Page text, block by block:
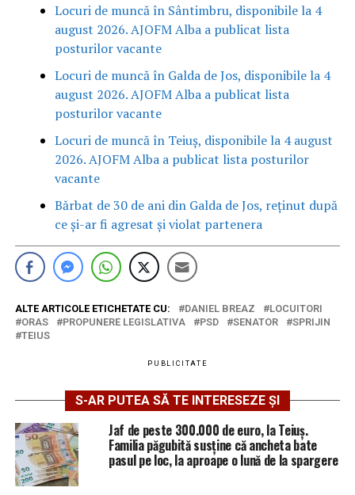
Locuri de muncă în Sântimbru, disponibile la 4
august 2026. AJOFM Alba a publicat lista
posturilor vacante
Locuri de muncă în Galda de Jos, disponibile la 4
august 2026. AJOFM Alba a publicat lista
posturilor vacante
Locuri de muncă în Teiuș, disponibile la 4 august
2026. AJOFM Alba a publicat lista posturilor
vacante
Bărbat de 30 de ani din Galda de Jos, reținut după
ce și-ar fi agresat și violat partenera
ALTE ARTICOLE ETICHETATE CU: DANIEL BREAZ
LOCUITORI
ORAS
PROPUNERE LEGISLATIVA PSD SENATOR
SPRIJIN
TEIUS
PUBLICITATE
S-AR PUTEA SĂ TE INTERESEZE ȘI
Jaf de peste 300.000 de euro, la Teiuș.
Familia păgubită susține că ancheta bate
pasul pe loc, la aproape o lună de la spargere